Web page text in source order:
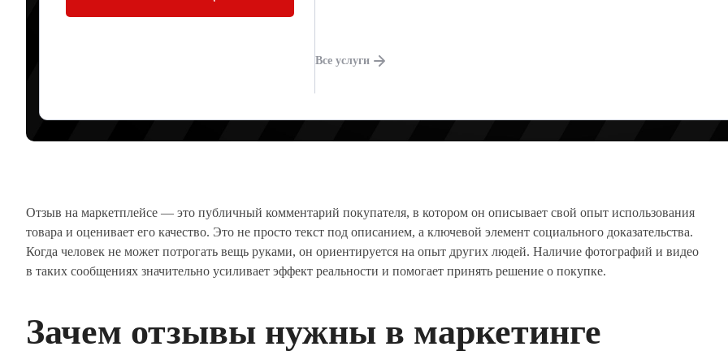
Все услуги
СВЯЗЬ УПРАВЛЯЕТ
Отзыв на маркетплейсе — это публичный комментарий покупателя, в котором он описывает свой опыт использования
товара и оценивает его качество. Это не просто текст под описанием, а ключевой элемент социального доказательства.
Когда человек не может потрогать вещь руками, он ориентируется на опыт других людей. Наличие фотографий и видео
в таких сообщениях значительно усиливает эффект реальности и помогает принять решение о покупке.
Зачем отзывы нужны в маркетинге